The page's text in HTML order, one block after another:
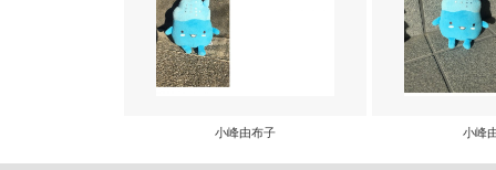
小峰由布子 小峰